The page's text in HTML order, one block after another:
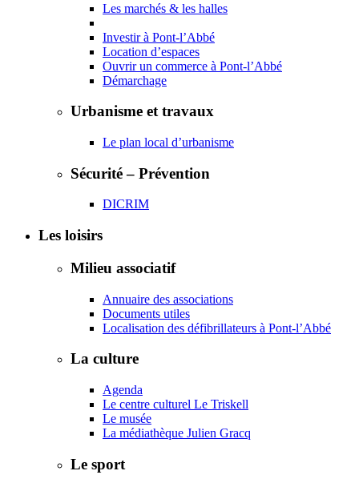
Les marchés & les halles
Investir à Pont-l’Abbé
Location d’espaces
Ouvrir un commerce à Pont-l’Abbé
Démarchage
Urbanisme et travaux
Le plan local d’urbanisme
Sécurité – Prévention
DICRIM
Les loisirs
Milieu associatif
Annuaire des associations
Documents utiles
Localisation des défibrillateurs à Pont-l’Abbé
La culture
Agenda
Le centre culturel Le Triskell
Le musée
La médiathèque Julien Gracq
Le sport